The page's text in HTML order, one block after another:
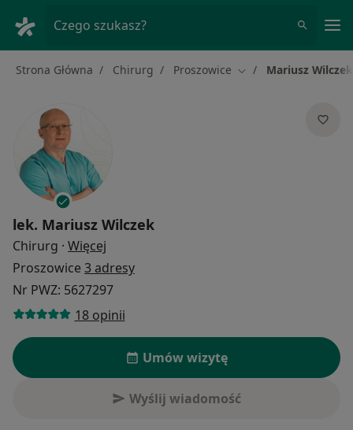
Czego szukasz?
Strona Główna Chirurg Proszowice Zmień miasto
Mariusz Wilczek
lek. Mariusz Wilczek
Chirurg · Więcej
Proszowice 3 adresy
Nr PWZ: 5627297
18 opinii
Umów wizytę
Wyślij wiadomość